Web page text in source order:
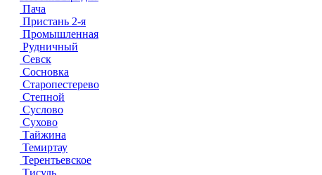
Пача
Пристань 2-я
Промышленная
Рудничный
Севск
Сосновка
Старопестерево
Степной
Суслово
Сухово
Тайжина
Темиртау
Терентьевское
Тисуль